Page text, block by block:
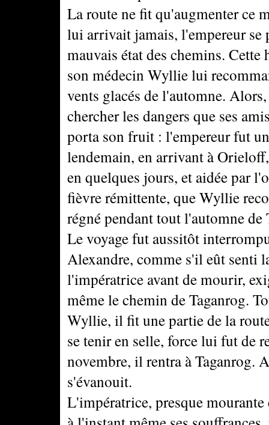
La route ne fit qu'augmenter ce
lui arrivait jamais, l'empereur se
mauvais état des chemins.
son médecin Wyllie lui
vents glacés de l'automne.
chercher les dangers que ses
porta son fruit : l'empereur fut
lendemain, en arrivant à
en quelques jours, et aidée par
fièvre rémittente, que Wyllie
régné pendant tout l'automne de
Le voyage fut aussitôt
Alexandre, comme s'il eût senti
l'impératrice avant de mourir,
même le chemin de Taganrog.
Wyllie, il fit une partie de la
se tenir en selle, force lui fut de
novembre, il rentra à Taganrog.
s'évanouit.
L'impératrice, presque